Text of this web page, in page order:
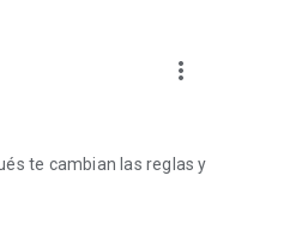
more_vert
te cambian las reglas y